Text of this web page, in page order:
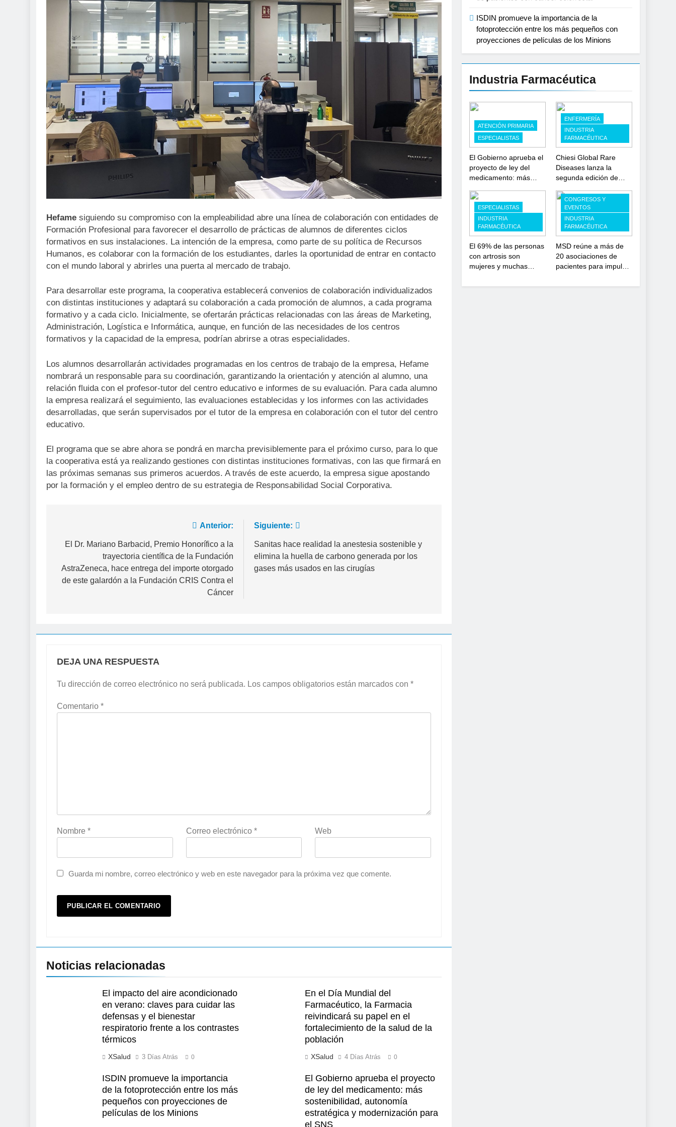
Hefame siguiendo su compromiso con la empleabilidad abre una línea de colaboración con entidades de
Formación Profesional para favorecer el desarrollo de prácticas de alumnos de diferentes ciclos
formativos en sus instalaciones. La intención de la empresa, como parte de su política de Recursos
Humanos, es colaborar con la formación de los estudiantes, darles la oportunidad de entrar en contacto
con el mundo laboral y abrirles una puerta al mercado de trabajo.
Para desarrollar este programa, la cooperativa establecerá convenios de colaboración individualizados
con distintas instituciones y adaptará su colaboración a cada promoción de alumnos, a cada programa
formativo y a cada ciclo. Inicialmente, se ofertarán prácticas relacionadas con las áreas de Marketing,
Administración, Logística e Informática, aunque, en función de las necesidades de los centros
formativos y la capacidad de la empresa, podrían abrirse a otras especialidades.
Los alumnos desarrollarán actividades programadas en los centros de trabajo de la empresa, Hefame
nombrará un responsable para su coordinación, garantizando la orientación y atención al alumno, una
relación fluida con el profesor-tutor del centro educativo e informes de su evaluación. Para cada alumno
la empresa realizará el seguimiento, las evaluaciones establecidas y los informes con las actividades
desarrolladas, que serán supervisados por el tutor de la empresa en colaboración con el tutor del centro
educativo.
El programa que se abre ahora se pondrá en marcha previsiblemente para el próximo curso, para lo que
la cooperativa está ya realizando gestiones con distintas instituciones formativas, con las que firmará en
las próximas semanas sus primeros acuerdos. A través de este acuerdo, la empresa sigue apostando
por la formación y el empleo dentro de su estrategia de Responsabilidad Social Corporativa.
de
entradas
Anterior:
El Dr. Mariano Barbacid, Premio Honorífico a la
trayectoria científica de la Fundación
AstraZeneca, hace entrega del importe otorgado
de este galardón a la Fundación CRIS Contra el
Cáncer
Siguiente:
Sanitas hace realidad la anestesia sostenible y
elimina la huella de carbono generada por los
gases más usados en las cirugías
DEJA UNA RESPUESTA
Tu dirección de correo electrónico no será publicada. Los campos obligatorios están marcados con *
Comentario *
Nombre * Correo electrónico * Web
Guarda mi nombre, correo electrónico y web en este navegador para la próxima vez que comente.
Noticias relacionadas
El impacto del aire acondicionado
en verano: claves para cuidar las
defensas y el bienestar
respiratorio frente a los contrastes
térmicos
XSalud 3 Días Atrás 0
En el Día Mundial del
Farmacéutico, la Farmacia
reivindicará su papel en el
fortalecimiento de la salud de la
población
XSalud 4 Días Atrás 0
ISDIN promueve la importancia
de la fotoprotección entre los más
pequeños con proyecciones de
películas de los Minions
El Gobierno aprueba el proyecto
de ley del medicamento: más
sostenibilidad, autonomía
estratégica y modernización para
el SNS
ISDIN promueve la importancia de la
fotoprotección entre los más pequeños con
proyecciones de películas de los Minions
Industria Farmacéutica
ATENCIÓN PRIMARIA
ESPECIALISTAS
El Gobierno aprueba el
proyecto de ley del
medicamento: más
autonomía estratégica
y modernización para el
SNS
ENFERMERÍA
INDUSTRIA
FARMACÉUTICA
Chiesi Global Rare
Diseases lanza la
segunda edición de
impulsar la
investigación en
enfermedades de
depósito lisosomal
ESPECIALISTAS
INDUSTRIA
FARMACÉUTICA
El 69% de las personas
con artrosis son
mujeres y muchas
rigidez a partir de los
CONGRESOS Y
EVENTOS
INDUSTRIA
FARMACÉUTICA
MSD reúne a más de
20 asociaciones de
pacientes para impulsar
presente y el futuro del